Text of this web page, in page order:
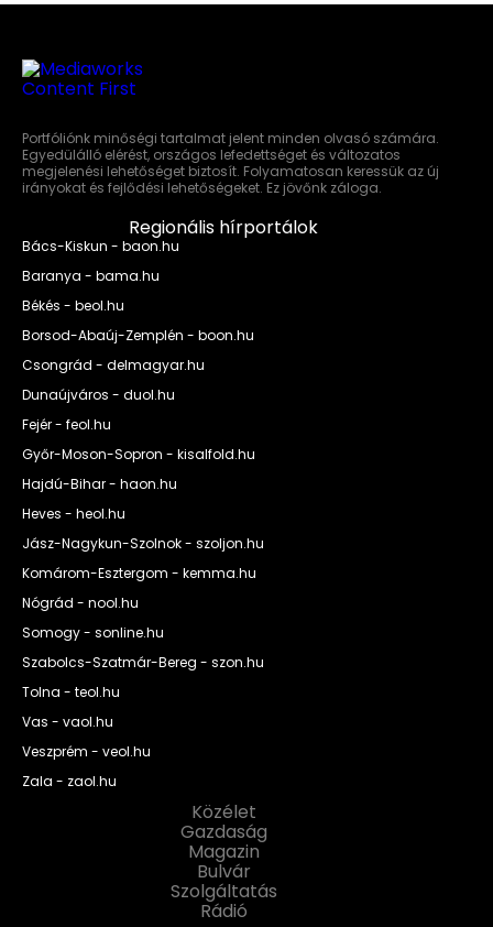
Portfóliónk minőségi tartalmat jelent minden olvasó számára.
Egyedülálló elérést, országos lefedettséget és változatos
megjelenési lehetőséget biztosít. Folyamatosan keressük az új
irányokat és fejlődési lehetőségeket. Ez jövőnk záloga.
Regionális hírportálok
Bács-Kiskun - baon.hu
Baranya - bama.hu
Békés - beol.hu
Borsod-Abaúj-Zemplén - boon.hu
Csongrád - delmagyar.hu
Dunaújváros - duol.hu
Fejér - feol.hu
Győr-Moson-Sopron - kisalfold.hu
Hajdú-Bihar - haon.hu
Heves - heol.hu
Jász-Nagykun-Szolnok - szoljon.hu
Komárom-Esztergom - kemma.hu
Nógrád - nool.hu
Somogy - sonline.hu
Szabolcs-Szatmár-Bereg - szon.hu
Tolna - teol.hu
Vas - vaol.hu
Veszprém - veol.hu
Zala - zaol.hu
Közélet
Gazdaság
Magazin
Bulvár
Szolgáltatás
Rádió